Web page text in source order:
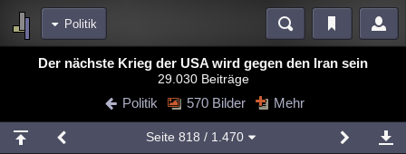
Politik
Bereiche
Diskussionen Blogs Videos
Chat Wiki Neuigkeiten
meine Rubriken
Der nächste Krieg der USA wird gegen den Iran sein
29.030 Beiträge
Politik 570 Bilder Mehr
Seite 818 / 1.470